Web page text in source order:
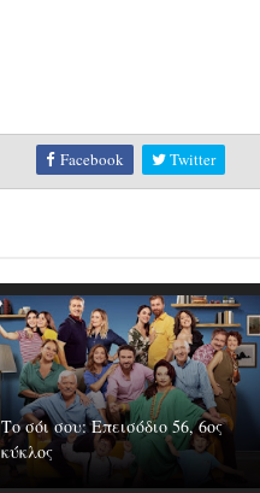
Facebook Twitter
Το σόι σου: Επεισόδιo 56, 6ος
κύκλος